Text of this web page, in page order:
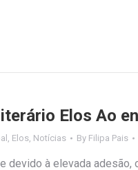
Elos Ao
, Elos, Notícias By Filipa Pais
devido à elevada adesão,